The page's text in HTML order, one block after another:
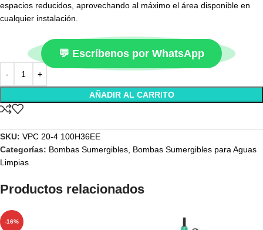
espacios reducidos, aprovechando al máximo el área disponible en
cualquier instalación.
💬 Escríbenos por WhatsApp
AÑADIR AL CARRITO
SKU: VPC 20-4 100H36EE
Categorías: Bombas Sumergibles Bombas Sumergibles para Aguas
Limpias
Productos relacionados
-16%